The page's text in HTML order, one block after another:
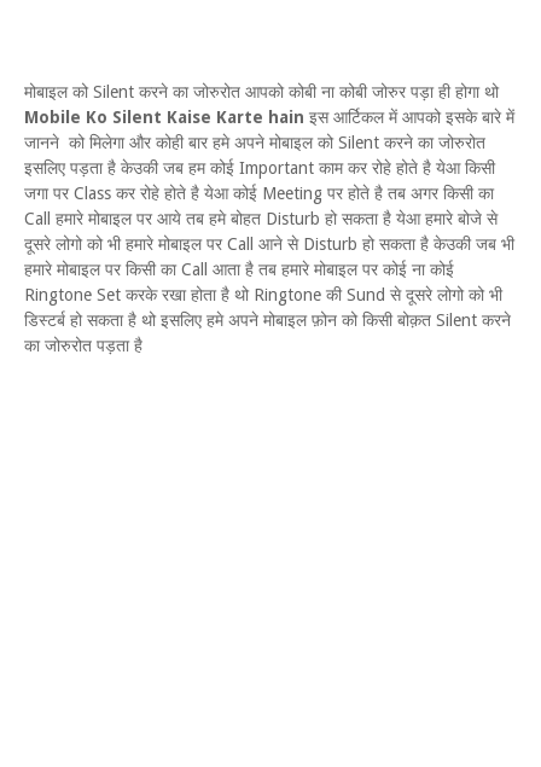
मोबाइल को Silent करने का जोरुरोत आपको कोबी ना कोबी जोरुर पड़ा ही होगा थो
Mobile Ko Silent Kaise Karte hain इस आर्टिकल में आपको इसके बारे में
जानने को मिलेगा और कोही बार हमे अपने मोबाइल को Silent करने का जोरुरोत
इसलिए पड़ता है केउकी जब हम कोई Important काम कर रोहे होते है येआ किसी
जगा पर Class कर रोहे होते है येआ कोई Meeting पर होते है तब अगर किसी का
Call हमारे मोबाइल पर आये तब हमे बोहत Disturb हो सकता है येआ हमारे बोजे से
दूसरे लोगो को भी हमारे मोबाइल पर Call आने से Disturb हो सकता है केउकी जब भी
हमारे मोबाइल पर किसी का Call आता है तब हमारे मोबाइल पर कोई ना कोई
Ringtone Set करके रखा होता है थो Ringtone की Sund से दूसरे लोगो को भी
डिस्टर्ब हो सकता है थो इसलिए हमे अपने मोबाइल फ़ोन को किसी बोक़त Silent करने
का जोरुरोत पड़ता है